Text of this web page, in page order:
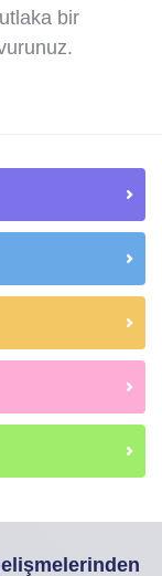
bir